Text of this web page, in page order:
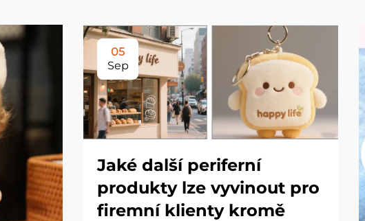
05
Sep
Jaké další periferní
produkty lze vyvinout pro
firemní klienty kromě